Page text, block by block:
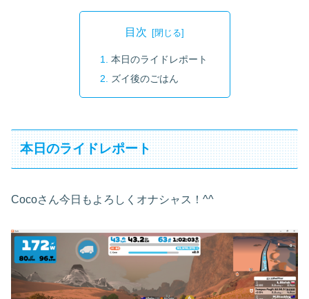
目次
本日のライドレポート
ズイ後のごはん
本日のライドレポート
Cocoさん今日もよろしくオナシャス！^^